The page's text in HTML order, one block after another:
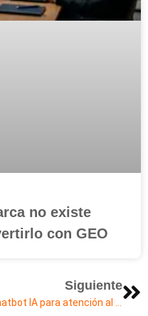
no existe
con GEO
Siguiente